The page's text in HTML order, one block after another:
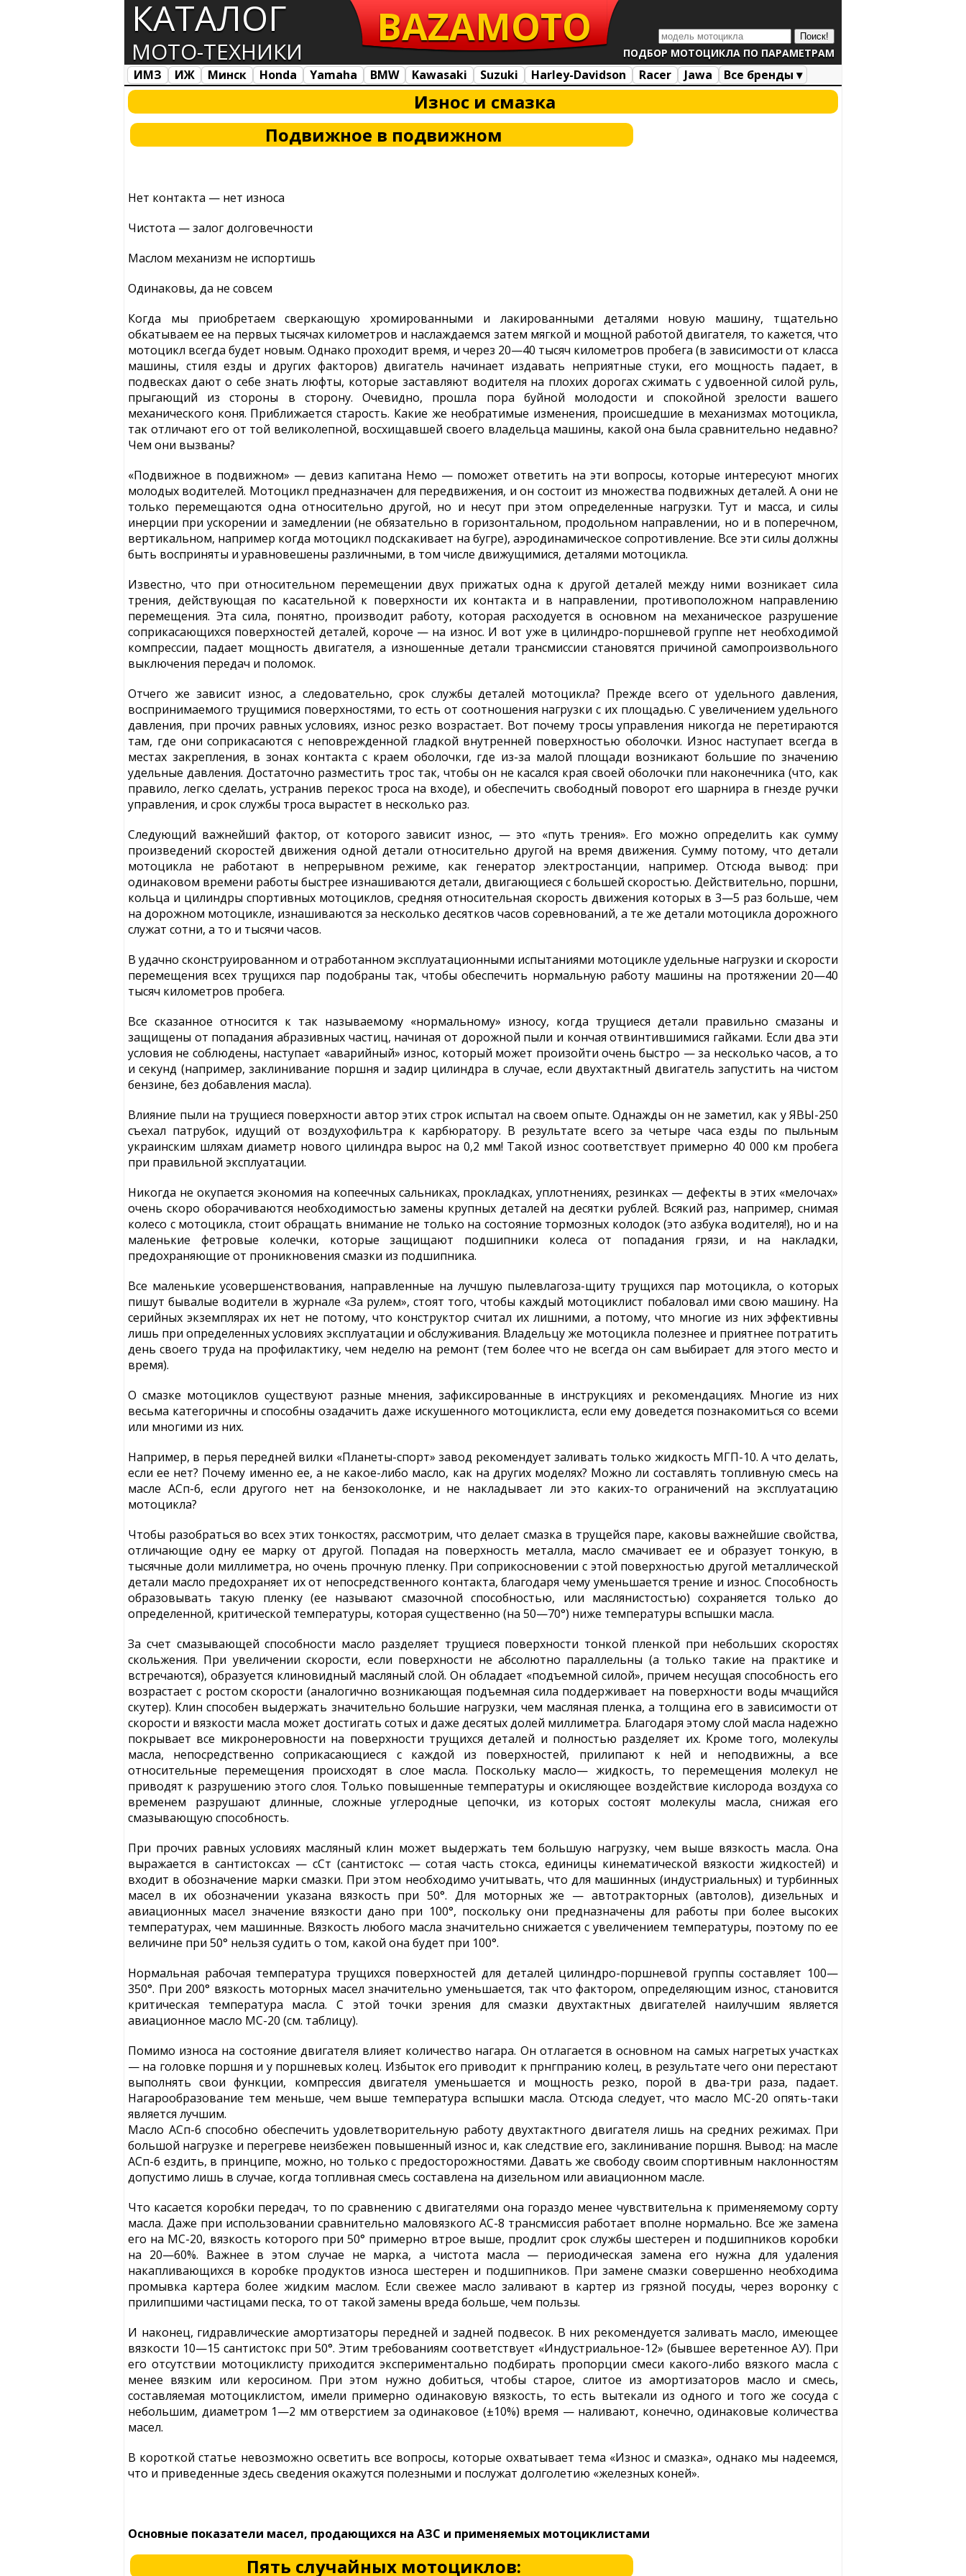
КАТАЛОГ
МОТО-ТЕХНИКИ ПОДБОР МОТОЦИКЛА ПО ПАРАМЕТРАМ
BAZAMOTO
ИМЗ ИЖ Минск Honda Yamaha BMW Kawasaki Suzuki Harley-Davidson Racer Jawa
Все бренды ▾
Все марки
Загрузка...
Износ и смазка
Подвижное в подвижном
Нет контакта — нет износа
Чистота — залог долговечности
Маслом механизм не испортишь
Одинаковы, да не совсем
Когда мы приобретаем сверкающую хромированными и лакированными деталями новую машину, тщательно
обкатываем ее на первых тысячах километров и наслаждаемся затем мягкой и мощной работой двигателя, то кажется, что
мотоцикл всегда будет новым. Однако проходит время, и через 20—40 тысяч километров пробега (в зависимости от класса
машины, стиля езды и других факторов) двигатель начинает издавать неприятные стуки, его мощность падает, в
подвесках дают о себе знать люфты, которые заставляют водителя на плохих дорогах сжимать с удвоенной силой руль,
прыгающий из стороны в сторону. Очевидно, прошла пора буйной молодости и спокойной зрелости вашего
механического коня. Приближается старость. Какие же необратимые изменения, происшедшие в механизмах мотоцикла,
так отличают его от той великолепной, восхищавшей своего владельца машины, какой она была сравнительно недавно?
Чем они вызваны?
«Подвижное в подвижном» — девиз капитана Немо — поможет ответить на эти вопросы, которые интересуют многих
молодых водителей. Мотоцикл предназначен для передвижения, и он состоит из множества подвижных деталей. А они не
только перемещаются одна относительно другой, но и несут при этом определенные нагрузки. Тут и масса, и силы
инерции при ускорении и замедлении (не обязательно в горизонтальном, продольном направлении, но и в поперечном,
вертикальном, например когда мотоцикл подскакивает на бугре), аэродинамическое сопротивление. Все эти силы должны
быть восприняты и уравновешены различными, в том числе движущимися, деталями мотоцикла.
Известно, что при относительном перемещении двух прижатых одна к другой деталей между ними возникает сила
трения, действующая по касательной к поверхности их контакта и в направлении, противоположном направлению
перемещения. Эта сила, понятно, производит работу, которая расходуется в основном на механическое разрушение
соприкасающихся поверхностей деталей, короче — на износ. И вот уже в цилиндро-поршневой группе нет необходимой
компрессии, падает мощность двигателя, а изношенные детали трансмиссии становятся причиной самопроизвольного
выключения передач и поломок.
Отчего же зависит износ, а следовательно, срок службы деталей мотоцикла? Прежде всего от удельного давления,
воспринимаемого трущимися поверхностями, то есть от соотношения нагрузки с их площадью. С увеличением удельного
давления, при прочих равных условиях, износ резко возрастает. Вот почему тросы управления никогда не перетираются
там, где они соприкасаются с неповрежденной гладкой внутренней поверхностью оболочки. Износ наступает всегда в
местах закрепления, в зонах контакта с краем оболочки, где из-за малой площади возникают большие по значению
удельные давления. Достаточно разместить трос так, чтобы он не касался края своей оболочки пли наконечника (что, как
правило, легко сделать, устранив перекос троса на входе), и обеспечить свободный поворот его шарнира в гнезде ручки
управления, и срок службы троса вырастет в несколько раз.
Следующий важнейший фактор, от которого зависит износ, — это «путь трения». Его можно определить как сумму
произведений скоростей движения одной детали относительно другой на время движения. Сумму потому, что детали
мотоцикла не работают в непрерывном режиме, как генератор электростанции, например. Отсюда вывод: при
одинаковом времени работы быстрее изнашиваются детали, двигающиеся с большей скоростью. Действительно, поршни,
кольца и цилиндры спортивных мотоциклов, средняя относительная скорость движения которых в 3—5 раз больше, чем
на дорожном мотоцикле, изнашиваются за несколько десятков часов соревнований, а те же детали мотоцикла дорожного
служат сотни, а то и тысячи часов.
В удачно сконструированном и отработанном эксплуатационными испытаниями мотоцикле удельные нагрузки и скорости
перемещения всех трущихся пар подобраны так, чтобы обеспечить нормальную работу машины на протяжении 20—40
тысяч километров пробега.
Все сказанное относится к так называемому «нормальному» износу, когда трущиеся детали правильно смазаны и
защищены от попадания абразивных частиц, начиная от дорожной пыли и кончая отвинтившимися гайками. Если два эти
условия не соблюдены, наступает «аварийный» износ, который может произойти очень быстро — за несколько часов, а то
и секунд (например, заклинивание поршня и задир цилиндра в случае, если двухтактный двигатель запустить на чистом
бензине, без добавления масла).
Влияние пыли на трущиеся поверхности автор этих строк испытал на своем опыте. Однажды он не заметил, как у ЯВЫ-250
съехал патрубок, идущий от воздухофильтра к карбюратору. В результате всего за четыре часа езды по пыльным
украинским шляхам диаметр нового цилиндра вырос на 0,2 мм! Такой износ соответствует примерно 40 000 км пробега
при правильной эксплуатации.
Никогда не окупается экономия на копеечных сальниках, прокладках, уплотнениях, резинках — дефекты в этих «мелочах»
очень скоро оборачиваются необходимостью замены крупных деталей на десятки рублей. Всякий раз, например, снимая
колесо с мотоцикла, стоит обращать внимание не только на состояние тормозных колодок (это азбука водителя!), но и на
маленькие фетровые колечки, которые защищают подшипники колеса от попадания грязи, и на накладки,
предохраняющие от проникновения смазки из подшипника.
Все маленькие усовершенствования, направленные на лучшую пылевлагоза-щиту трущихся пар мотоцикла, о которых
пишут бывалые водители в журнале «За рулем», стоят того, чтобы каждый мотоциклист побаловал ими свою машину. На
серийных экземплярах их нет не потому, что конструктор считал их лишними, а потому, что многие из них эффективны
лишь при определенных условиях эксплуатации и обслуживания. Владельцу же мотоцикла полезнее и приятнее потратить
день своего труда на профилактику, чем неделю на ремонт (тем более что не всегда он сам выбирает для этого место и
время).
О смазке мотоциклов существуют разные мнения, зафиксированные в инструкциях и рекомендациях. Многие из них
весьма категоричны и способны озадачить даже искушенного мотоциклиста, если ему доведется познакомиться со всеми
или многими из них.
Например, в перья передней вилки «Планеты-спорт» завод рекомендует заливать только жидкость МГП-10. А что делать,
если ее нет? Почему именно ее, а не какое-либо масло, как на других моделях? Можно ли составлять топливную смесь на
масле АСп-6, если другого нет на бензоколонке, и не накладывает ли это каких-то ограничений на эксплуатацию
мотоцикла?
Чтобы разобраться во всех этих тонкостях, рассмотрим, что делает смазка в трущейся паре, каковы важнейшие свойства,
отличающие одну ее марку от другой. Попадая на поверхность металла, масло смачивает ее и образует тонкую, в
тысячные доли миллиметра, но очень прочную пленку. При соприкосновении с этой поверхностью другой металлической
детали масло предохраняет их от непосредственного контакта, благодаря чему уменьшается трение и износ. Способность
образовывать такую пленку (ее называют смазочной способностью, или маслянистостью) сохраняется только до
определенной, критической температуры, которая существенно (на 50—70°) ниже температуры вспышки масла.
За счет смазывающей способности масло разделяет трущиеся поверхности тонкой пленкой при небольших скоростях
скольжения. При увеличении скорости, если поверхности не абсолютно параллельны (а только такие на практике и
встречаются), образуется клиновидный масляный слой. Он обладает «подъемной силой», причем несущая способность его
возрастает с ростом скорости (аналогично возникающая подъемная сила поддерживает на поверхности воды мчащийся
скутер). Клин способен выдержать значительно большие нагрузки, чем масляная пленка, а толщина его в зависимости от
скорости и вязкости масла может достигать сотых и даже десятых долей миллиметра. Благодаря этому слой масла надежно
покрывает все микронеровности на поверхности трущихся деталей и полностью разделяет их. Кроме того, молекулы
масла, непосредственно соприкасающиеся с каждой из поверхностей, прилипают к ней и неподвижны, а все
относительные перемещения происходят в слое масла. Поскольку масло— жидкость, то перемещения молекул не
приводят к разрушению этого слоя. Только повышенные температуры и окисляющее воздействие кислорода воздуха со
временем разрушают длинные, сложные углеродные цепочки, из которых состоят молекулы масла, снижая его
смазывающую способность.
При прочих равных условиях масляный клин может выдержать тем большую нагрузку, чем выше вязкость масла. Она
выражается в сантистоксах — сСт (сантистокс — сотая часть стокса, единицы кинематической вязкости жидкостей) и
входит в обозначение марки смазки. При этом необходимо учитывать, что для машинных (индустриальных) и турбинных
масел в их обозначении указана вязкость при 50°. Для моторных же — автотракторных (автолов), дизельных и
авиационных масел значение вязкости дано при 100°, поскольку они предназначены для работы при более высоких
температурах, чем машинные. Вязкость любого масла значительно снижается с увеличением температуры, поэтому по ее
величине при 50° нельзя судить о том, какой она будет при 100°.
Нормальная рабочая температура трущихся поверхностей для деталей цилиндро-поршневой группы составляет 100—
350°. При 200° вязкость моторных масел значительно уменьшается, так что фактором, определяющим износ, становится
критическая температура масла. С этой точки зрения для смазки двухтактных двигателей наилучшим является
авиационное масло МС-20 (см. таблицу).
Помимо износа на состояние двигателя влияет количество нагара. Он отлагается в основном на самых нагретых участках
— на головке поршня и у поршневых колец. Избыток его приводит к прнгпранию колец, в результате чего они перестают
выполнять свои функции, компрессия двигателя уменьшается и мощность резко, порой в два-три раза, падает.
Нагарообразование тем меньше, чем выше температура вспышки масла. Отсюда следует, что масло МС-20 опять-таки
является лучшим.
Масло АСп-6 способно обеспечить удовлетворительную работу двухтактного двигателя лишь на средних режимах. При
большой нагрузке и перегреве неизбежен повышенный износ и, как следствие его, заклинивание поршня. Вывод: на масле
АСп-6 ездить, в принципе, можно, но только с предосторожностями. Давать же свободу своим спортивным наклонностям
допустимо лишь в случае, когда топливная смесь составлена на дизельном или авиационном масле.
Что касается коробки передач, то по сравнению с двигателями она гораздо менее чувствительна к применяемому сорту
масла. Даже при использовании сравнительно маловязкого АС-8 трансмиссия работает вполне нормально. Все же замена
его на МС-20, вязкость которого при 50° примерно втрое выше, продлит срок службы шестерен и подшипников коробки
на 20—60%. Важнее в этом случае не марка, а чистота масла — периодическая замена его нужна для удаления
накапливающихся в коробке продуктов износа шестерен и подшипников. При замене смазки совершенно необходима
промывка картера более жидким маслом. Если свежее масло заливают в картер из грязной посуды, через воронку с
прилипшими частицами песка, то от такой замены вреда больше, чем пользы.
И наконец, гидравлические амортизаторы передней и задней подвесок. В них рекомендуется заливать масло, имеющее
вязкости 10—15 сантистокс при 50°. Этим требованиям соответствует «Индустриальное-12» (бывшее веретенное АУ). При
его отсутствии мотоциклисту приходится экспериментально подбирать пропорции смеси какого-либо вязкого масла с
менее вязким или керосином. При этом нужно добиться, чтобы старое, слитое из амортизаторов масло и смесь,
составляемая мотоциклистом, имели примерно одинаковую вязкость, то есть вытекали из одного и того же сосуда с
небольшим, диаметром 1—2 мм отверстием за одинаковое (±10%) время — наливают, конечно, одинаковые количества
масел.
В короткой статье невозможно осветить все вопросы, которые охватывает тема «Износ и смазка», однако мы надеемся,
что и приведенные здесь сведения окажутся полезными и послужат долголетию «железных коней».
Основные показатели масел, продающихся на АЗС и применяемых мотоциклистами
Пять случайных мотоциклов: